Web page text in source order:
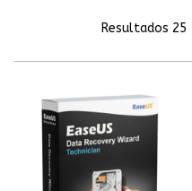
Resultados 25